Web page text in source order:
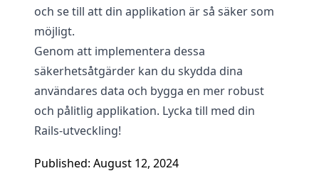
och se till att din applikation är så säker som
möjligt.
Genom att implementera dessa
säkerhetsåtgärder kan du skydda dina
användares data och bygga en mer robust
och pålitlig applikation. Lycka till med din
Rails-utveckling!
Published: August 12, 2024